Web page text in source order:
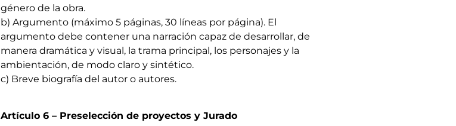
género de la obra.
b) Argumento (máximo 5 páginas, 30 líneas por página). El
argumento debe contener una narración capaz de desarrollar, de
manera dramática y visual, la trama principal, los personajes y la
ambientación, de modo claro y sintético.
c) Breve biografía del autor o autores.
Artículo 6 – Preselección de proyectos y Jurado